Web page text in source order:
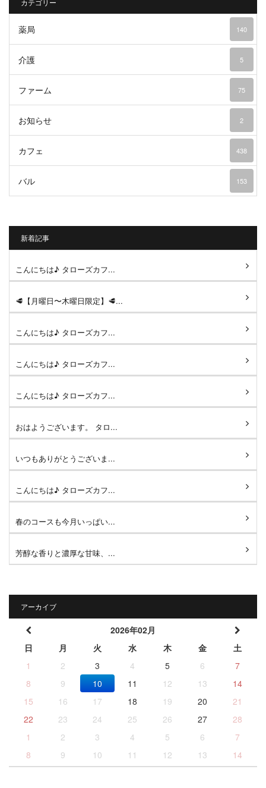
カテゴリー
薬局 140
介護 5
ファーム 75
お知らせ 2
カフェ 438
バル 153
新着記事
こんにちは♪ タローズカフ...
🥩【月曜日〜木曜日限定】🥩...
こんにちは♪ タローズカフ...
こんにちは♪ タローズカフ...
こんにちは♪ タローズカフ...
おはようございます。 タロ...
いつもありがとうございま...
こんにちは♪ タローズカフ...
春のコースも今月いっぱい...
芳醇な香りと濃厚な甘味、...
アーカイブ
2026年02月
日
月 火 水 木 金
土
1
2 3 4 5 6
7
8
9 10 11 12 13
14
15
16 17 18 19 20
21
22
23 24 25 26 27
28
1
2 3 4 5 6
7
8
9 10 11 12 13 14